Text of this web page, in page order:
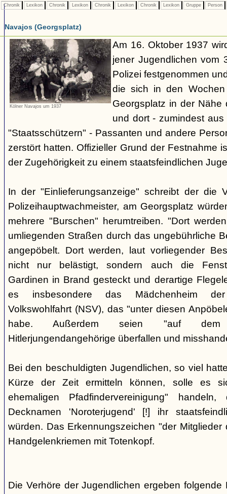
Chronik Lexikon Chronik Lexikon Chronik Lexikon Chronik Lexikon Gruppe Person
Navajos (Georgsplatz)
Kölner Navajos um 1937
Am 16. Oktober 1937
jener Jugendlichen vom
Polizei festgenommen
die sich in den
Georgsplatz in der Nähe
und dort - zumindest
"Staatsschützern" - Passanten und andere
zerstört hatten. Offizieller Grund der Festnahme
der Zugehörigkeit zu einem staatsfeindlichen
In der "Einlieferungsanzeige" schreibt der die
Polizeihauptwachmeister, am Georgsplatz
mehrere "Burschen" herumtreiben. "Dort
umliegenden Straßen durch das ungebührliche
angepöbelt. Dort werden, laut vorliegender
nicht nur belästigt, sondern auch die
Gardinen in Brand gesteckt und derartige
es insbesondere das Mädchenheim der
Volkswohlfahrt (NSV), das "unter diesen
habe. Außerdem seien "auf dem
Hitlerjungendangehörige überfallen und
Bei den beschuldigten Jugendlichen, so viel
Kürze der Zeit ermitteln können, solle es
ehemaligen Pfadfindervereinigung"
Decknamen 'Noroterjugend' [!] ihr
würden. Das Erkennungszeichen "der Mitglieder
Handgelenkriemen mit Totenkopf.
Die Verhöre der Jugendlichen ergeben folgende